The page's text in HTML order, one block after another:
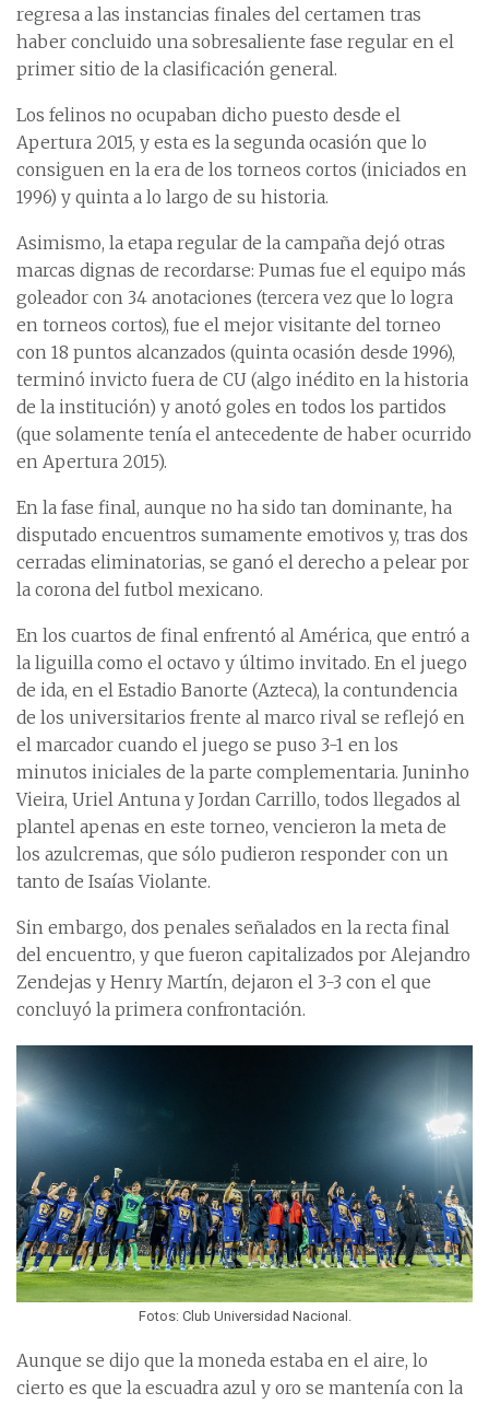
regresa a las instancias finales del certamen tras
haber concluido una sobresaliente fase regular en el
primer sitio de la clasificación general.
Los felinos no ocupaban dicho puesto desde el
Apertura 2015, y esta es la segunda ocasión que lo
consiguen en la era de los torneos cortos (iniciados en
1996) y quinta a lo largo de su historia.
Asimismo, la etapa regular de la campaña dejó otras
marcas dignas de recordarse: Pumas fue el equipo más
goleador con 34 anotaciones (tercera vez que lo logra
en torneos cortos), fue el mejor visitante del torneo
con 18 puntos alcanzados (quinta ocasión desde 1996),
terminó invicto fuera de CU (algo inédito en la historia
de la institución) y anotó goles en todos los partidos
(que solamente tenía el antecedente de haber ocurrido
en Apertura 2015).
En la fase final, aunque no ha sido tan dominante, ha
disputado encuentros sumamente emotivos y, tras dos
cerradas eliminatorias, se ganó el derecho a pelear por
la corona del futbol mexicano.
En los cuartos de final enfrentó al América, que entró a
la liguilla como el octavo y último invitado. En el juego
de ida, en el Estadio Banorte (Azteca), la contundencia
de los universitarios frente al marco rival se reflejó en
el marcador cuando el juego se puso 3-1 en los
minutos iniciales de la parte complementaria. Juninho
Vieira, Uriel Antuna y Jordan Carrillo, todos llegados al
plantel apenas en este torneo, vencieron la meta de
los azulcremas, que sólo pudieron responder con un
tanto de Isaías Violante.
Sin embargo, dos penales señalados en la recta final
del encuentro, y que fueron capitalizados por Alejandro
Zendejas y Henry Martín, dejaron el 3-3 con el que
concluyó la primera confrontación.
Fotos: Club Universidad Nacional.
Aunque se dijo que la moneda estaba en el aire, lo
cierto es que la escuadra azul y oro se mantenía con la